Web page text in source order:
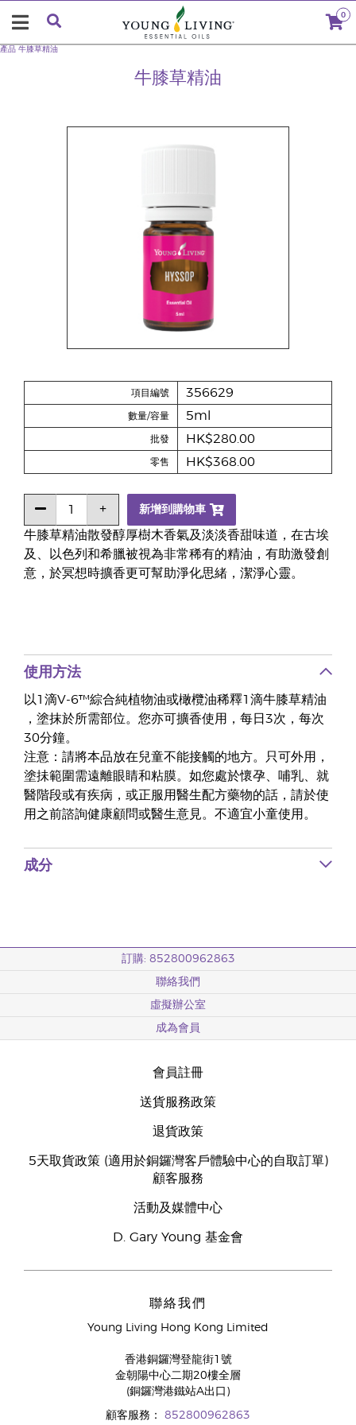
0
牛膝草精油
產品 牛膝草精油
牛膝草精油散發醇厚樹木香氣及淡淡香甜味道，在古埃
及、以色列和希臘被視為非常稀有的精油，有助激發創
意，於冥想時擴香更可幫助淨化思緒，潔淨心靈。
項目編號 356629
數量/容量 5ml
批發 HK$280.00
零售 HK$368.00
新增到購物車
使用方法
以1滴V-6™綜合純植物油或橄欖油稀釋1滴牛膝草精油
，塗抹於所需部位。您亦可擴香使用，每日3次，每次
30分鐘。
注意：請將本品放在兒童不能接觸的地方。只可外用，
塗抺範圍需遠離眼睛和粘膜。如您處於懷孕、哺乳、就
醫階段或有疾病，或正服用醫生配方藥物的話，請於使
用之前諮詢健康顧問或醫生意見。不適宜小童使用。
成分
訂購: 852800962863
聯絡我們
虛擬辦公室
成為會員
會員註冊
送貨服務政策
退貨政策
5天取貨政策 (適用於銅鑼灣客戶體驗中心的自取訂單)
顧客服務
活動及媒體中心
D. Gary Young 基金會
聯絡我們
Young Living Hong Kong Limited
香港銅鑼灣登龍街1號
金朝陽中心二期20樓全層
(銅鑼灣港鐵站A出口)
顧客服務： 852800962863